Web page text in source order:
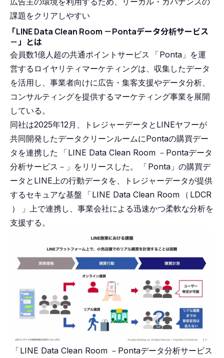
課題をクリアしやすい
「LINE Data Clean Room －Pontaデータ分析サービス
－」とは
会員数1億人超の共通ポイントサービス 「Ponta」を運
営するロイヤリティマーケティングは、収集したデータ
を活用し、事業者向けに広告・集客支援やデータ分析、
コンサルティングを提供するマーケティング事業を展開
している。
同社は2025年12月、トレジャーデータとLINEヤフーが
共同開発したデータクリーンルームにPontaの購買デー
タを連携した
「LINE Data Clean Room －Pontaデータ
分析サービス－」をリリースした。
「Ponta」の購買デ
ータとLINE上の行動データを、トレジャーデータが提供
するセキュアな基盤
「LINE Data Clean Room （ LDCR
）
」上で連携し、事業会社による迅速かつ柔軟な分析を
支援する。
「LINE Data Clean Room －Pontaデータ分析サービス